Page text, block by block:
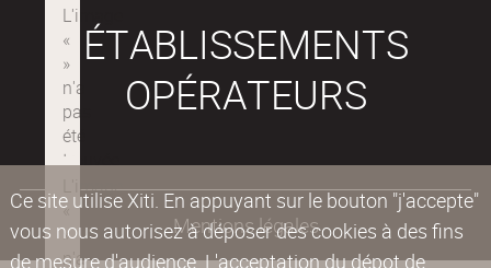
Ce site utilise Xiti. En appuyant sur le bouton "j'accepte"
vous nous autorisez à déposer des cookies à des fins
de mesure d'audience. L'acceptation du dépot de
ÉTABLISSEMENTS
OPÉRATEURS
Mentions légales